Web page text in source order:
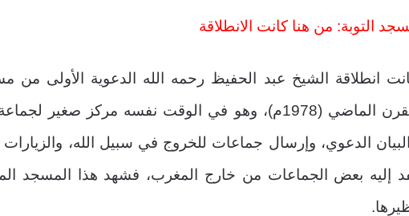
التوبة: من هنا كانت الانطلاقة
انطلاقة الشيخ عبد الحفيظ رحمه الله الدعوية الأولى
القرن الماضي (1978م)، وهو في الوقت نفسه مركز صغير
الدعوي، وإرسال جماعات للخروج في سبيل الله،
إليه بعض الجماعات من خارج المغرب، فشهد هذا المسجد